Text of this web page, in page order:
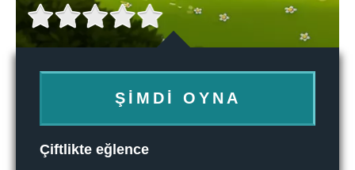
ŞIMDI OYNA
Çiftlikte eğlence